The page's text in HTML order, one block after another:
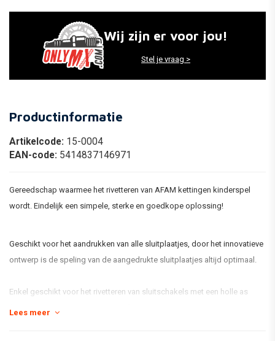
Wij zijn er voor jou!
Stel je vraag >
Productinformatie
Artikelcode: 15-0004
EAN-code: 5414837146971
Gereedschap waarmee het rivetteren van AFAM kettingen kinderspel
wordt. Eindelijk een simpele, sterke en goedkope oplossing!
Geschikt voor het aandrukken van alle sluitplaatjes, door het innovatieve
ontwerp is de speling van de aangedrukte sluitplaatjes altijd optimaal.
Enkel geschikt voor het rivetteren van sluitschakels met een holle as
(MRS) en een stap van 520, 525 of 530.
Lees meer